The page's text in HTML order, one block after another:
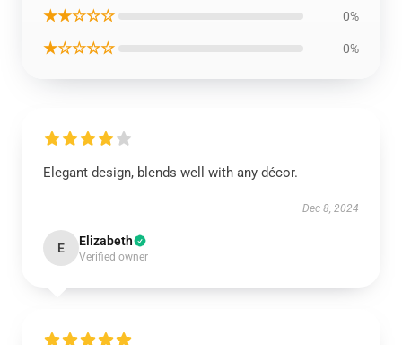
★★☆☆☆ 0%
★☆☆☆☆ 0%
Elegant design, blends well with any décor.
Dec 8, 2024
E Elizabeth
Verified owner